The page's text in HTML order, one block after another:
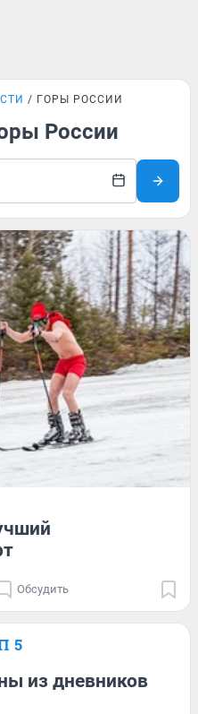
ГОРЫ РОССИИ
России
Обсудить
5
из дневников